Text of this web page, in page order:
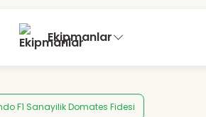
Ekipmanlar
F1 Sanayilik Domates Fidesi